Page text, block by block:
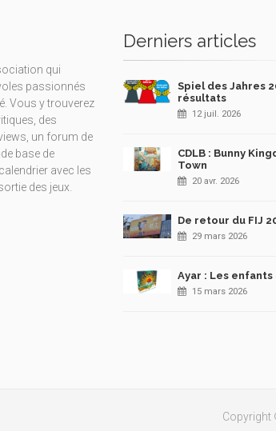
qui
passionnés
Vous y trouverez
des
un forum de
base de
avec les
des jeux.
Derniers articles
Spiel des Jahres
résultats
12 juil. 2026
CDLB : Bunny
Town
20 avr. 2026
De retour du FIJ
29 mars 2026
Ayar : Les
15 mars 2026
Copyright